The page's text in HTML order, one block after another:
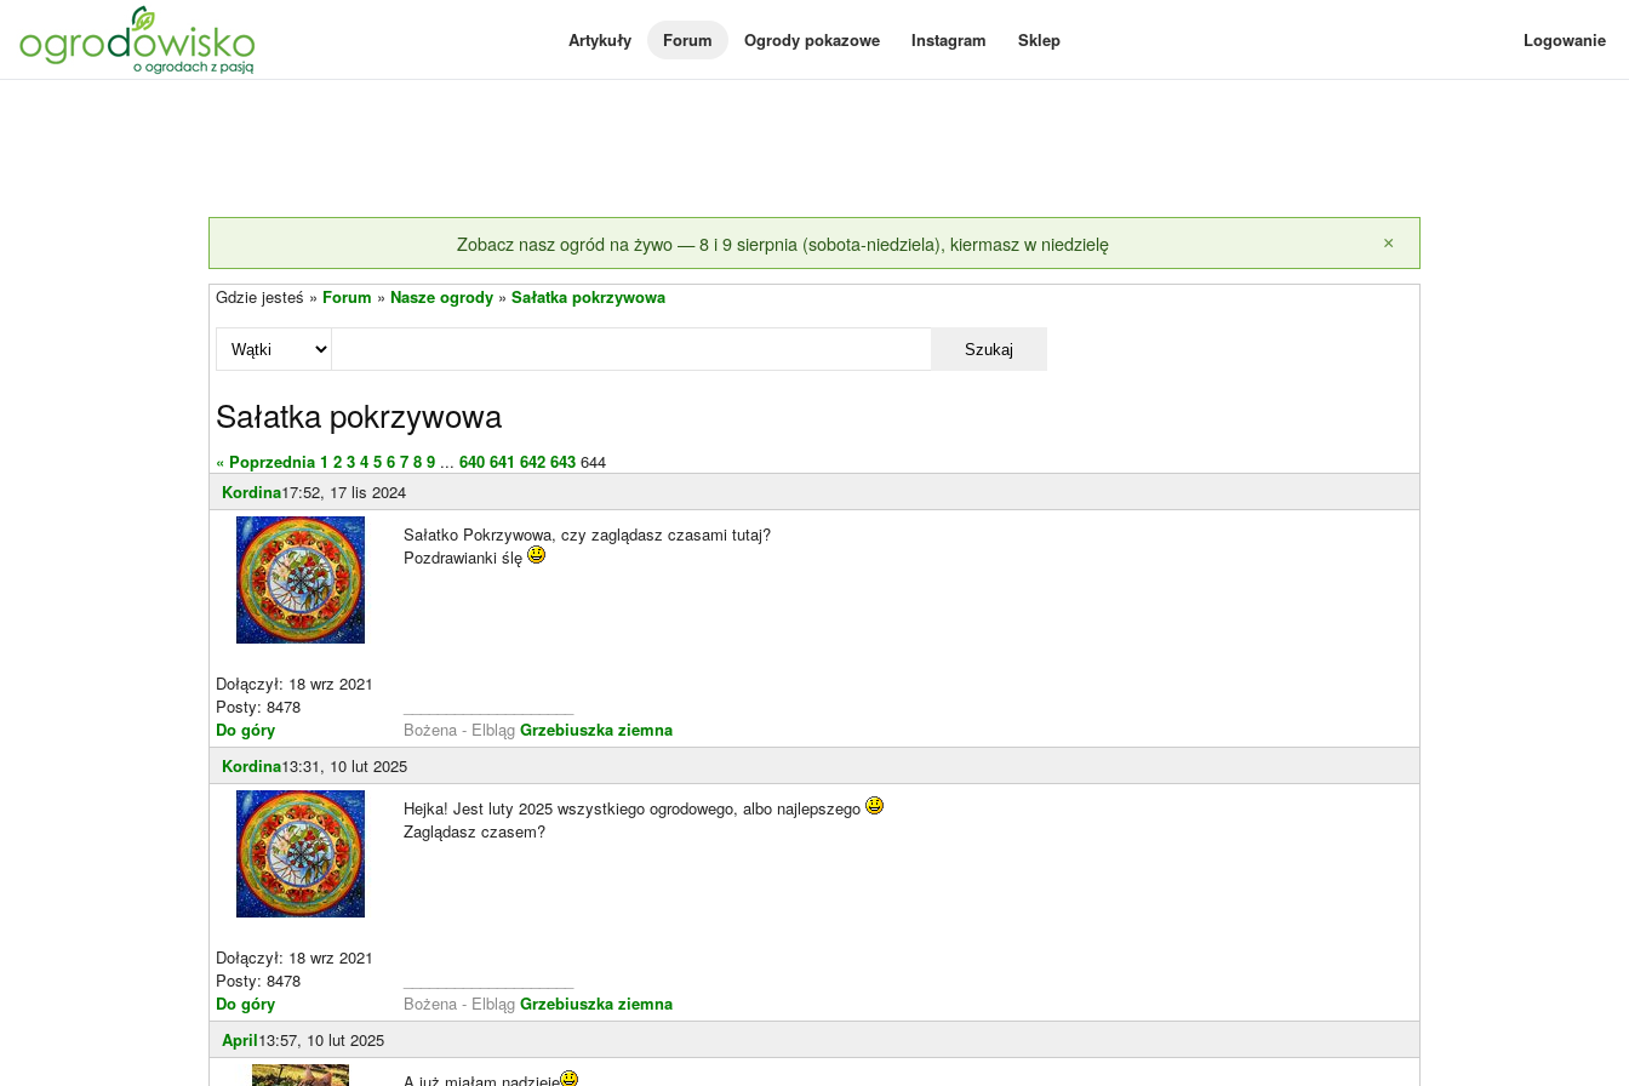
Artykuły Forum Ogrody pokazowe Instagram Sklep Logowanie
Zobacz nasz ogród na żywo — 8 i 9 sierpnia (sobota-niedziela), kiermasz w niedzielę ×
Gdzie jesteś » Forum » Nasze ogrody » Sałatka pokrzywowa
Szukaj
Sałatka pokrzywowa
« Poprzednia 1 2 3 4 5 6 7 8 9 ... 640 641 642 643 644
Kordina17:52, 17 lis 2024
Dołączył: 18 wrz 2021
Posty: 8478
Do góry
Sałatko Pokrzywowa, czy zaglądasz czasami tutaj?
Pozdrawianki ślę
Bożena - Elbląg Grzebiuszka ziemna
Kordina13:31, 10 lut 2025
Dołączył: 18 wrz 2021
Posty: 8478
Do góry
Hejka! Jest luty 2025 wszystkiego ogrodowego, albo najlepszego
Zaglądasz czasem?
Bożena - Elbląg Grzebiuszka ziemna
April13:57, 10 lut 2025